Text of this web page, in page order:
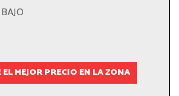
MEJOR PRECIO EN LA ZONA